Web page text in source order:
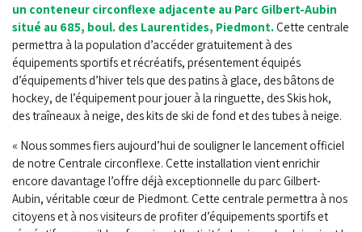
un conteneur circonflexe adjacente au Parc Gilbert-Aubin
situé au 685, boul. des Laurentides, Piedmont.Cette centrale
permettra à la population d’accéder gratuitement à des
équipements sportifs et récréatifs, présentement équipés
d’équipements d’hiver tels que des patins à glace, des bâtons de
hockey, de l’équipement pour jouer à la ringuette, des Skis hok,
des traîneaux à neige, des kits de ski de fond et des tubes à neige.
« Nous sommes fiers aujourd’hui de souligner le lancement officiel
de notre Centrale circonflexe. Cette installation vient enrichir
encore davantage l’offre déjà exceptionnelle du parc Gilbert-
Aubin, véritable cœur de Piedmont. Cette centrale permettra à nos
citoyens et à nos visiteurs de profiter d’équipements sportifs et